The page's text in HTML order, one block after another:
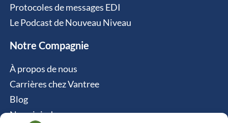
Protocoles de messages EDI
Le Podcast de Nouveau Niveau
Notre Compagnie
À propos de nous
Carrières chez Vantree
Blog
Nous joindre